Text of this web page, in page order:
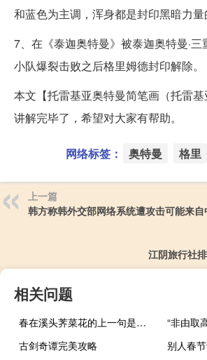
和蓝色为主调，浑身都是封印黑暗力量
7、在《泰迦奥特曼》被泰迦奥特曼·三
小队爆裂击败之后格里姆德封印解除。
本文【托雷基亚奥特曼简笔画（托雷
讲解完毕了，希望对大家有帮助。
网络标签： 奥特曼 格里
上一篇
韩方称韩外交部网络系统遭攻击可能来
江阴旅行社
相关问题
春在溪头荠菜花的上一句是什么
“非由取
古剑奇谭完美攻略
别人春